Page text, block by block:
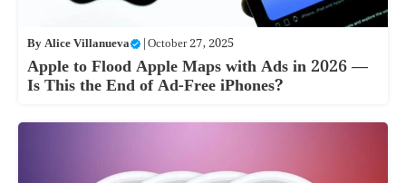
ByAlice Villanueva |October 27, 2025
Apple to Flood Apple Maps with Ads in 2026 —
Is This the End of Ad-Free iPhones?